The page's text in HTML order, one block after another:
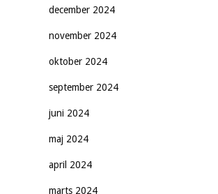
december 2024
november 2024
oktober 2024
september 2024
juni 2024
maj 2024
april 2024
marts 2024